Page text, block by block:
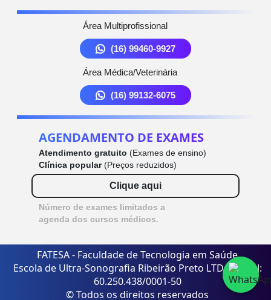
Área Multiprofissional
(16) 99460-9927
Área Médica/Veterinária
(16) 99132-6075
AGENDAMENTO DE EXAMES
Atendimento gratuito (Exames de ensino)
Clínica popular(Preços reduzidos)
Clique aqui
Número de exames limitados a
agenda dos cursos médicos.
FATESA - Faculdade de Tecnologia em Saúde
Escola de Ultra-Sonografia Ribeirão Preto LTDA - CNPJ:
60.250.438/0001-50
© Todos os direitos reservados